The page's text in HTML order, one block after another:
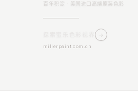
百年积淀 · 美国进口高端原装色彩
探索蜜乐色彩视界 →
millerpaint.com.cn